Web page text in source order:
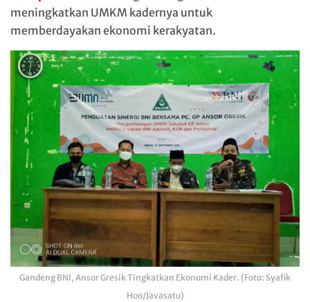
meningkatkan UMKM kadernya untuk
memberdayakan ekonomi kerakyatan.
Gandeng BNI, Ansor Gresik Tingkatkan Ekonomi Kader. (Foto: Syafik
Hoo/Javasatu)